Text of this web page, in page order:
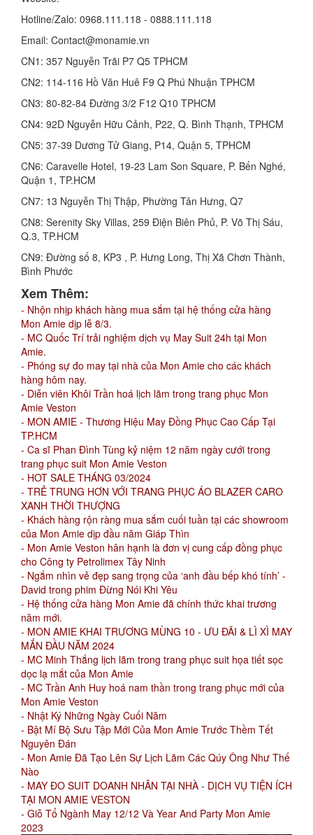
Hotline/Zalo: 0968.111.118 - 0888.111.118
Email: Contact@monamie.vn
CN1: 357 Nguyễn Trãi P7 Q5 TPHCM
CN2: 114-116 Hồ Văn Huê F9 Q Phú Nhuận TPHCM
CN3: 80-82-84 Đường 3/2 F12 Q10 TPHCM
CN4: 92D Nguyễn Hữu Cảnh, P22, Q. Bình Thạnh, TPHCM
CN5: 37-39 Dương Tử Giang, P14, Quận 5, TPHCM
CN6: Caravelle Hotel, 19-23 Lam Son Square, P. Bến Nghé,
Quận 1, TP.HCM
CN7: 13 Nguyễn Thị Thập, Phường Tân Hưng, Q7
CN8: Serenity Sky Villas, 259 Điện Biên Phủ, P. Võ Thị Sáu,
Q.3, TP.HCM
CN9: Đường số 8, KP3 , P. Hưng Long, Thị Xã Chơn Thành,
Bình Phước
Xem Thêm:
- Nhộn nhịp khách hàng mua sắm tại hệ thống cửa hàng
Mon Amie dịp lễ 8/3.
- MC Quốc Trí trải nghiệm dịch vụ May Suit 24h tại Mon
Amie.
- Phóng sự đo may tại nhà của Mon Amie cho các khách
hàng hôm nay.
- Diễn viên Khôi Trần hoá lịch lãm trong trang phục Mon
Amie Veston
- MON AMIE - Thương Hiệu May Đồng Phục Cao Cấp Tại
TP.HCM
- Ca sĩ Phan Đình Tùng kỷ niệm 12 năm ngày cưới trong
trang phục suit Mon Amie Veston
- HOT SALE THÁNG 03/2024
- TRẺ TRUNG HƠN VỚI TRANG PHỤC ÁO BLAZER CARO
XANH THỜI THƯỢNG
- Khách hàng rộn ràng mua sắm cuối tuần tại các showroom
của Mon Amie dịp đầu năm Giáp Thìn
- Mon Amie Veston hân hạnh là đơn vị cung cấp đồng phục
cho Công ty Petrolimex Tây Ninh
- Ngắm nhìn vẻ đẹp sang trọng của ‘anh đầu bếp khó tính’ -
David trong phim Đừng Nói Khi Yêu
- Hệ thống cửa hàng Mon Amie đã chính thức khai trương
năm mới.
- MON AMIE KHAI TRƯƠNG MÙNG 10 - ƯU ĐÃI & LÌ XÌ MAY
MẮN ĐẦU NĂM 2024
- MC Minh Thắng lịch lãm trong trang phục suit họa tiết sọc
dọc lạ mắt của Mon Amie
- MC Trần Anh Huy hoá nam thần trong trang phục mới của
Mon Amie Veston
- Nhật Ký Những Ngày Cuối Năm
- Bật Mí Bộ Sưu Tập Mới Của Mon Amie Trước Thềm Tết
Nguyên Đán
- Mon Amie Đã Tạo Lên Sự Lịch Lãm Các Qúy Ông Như Thế
Nào
- MAY ĐO SUIT DOANH NHÂN TẠI NHÀ - DỊCH VỤ TIỆN ÍCH
TẠI MON AMIE VESTON
- Giỗ Tổ Ngành May 12/12 Và Year And Party Mon Amie
2023